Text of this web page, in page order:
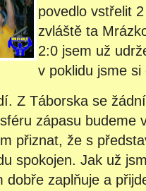
povedlo vstřelit
zvláště ta
2:0 jsem už
v poklidu jsme
Z Táborska se
zápasu budeme
přiznat, že s
spokojen. Jak už
dobře zaplňuje a